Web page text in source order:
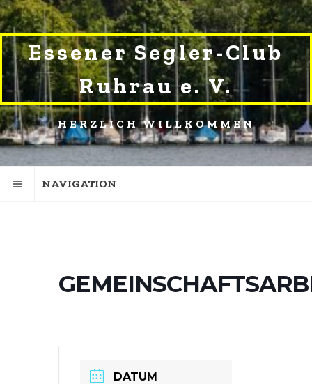
SKIP
TO
NAVIGATION
SKIP
TO
CONTENTEssener Segler-Club
Ruhrau e. V.
HERZLICH WILLKOMMEN
NAVIGATION
DATUM